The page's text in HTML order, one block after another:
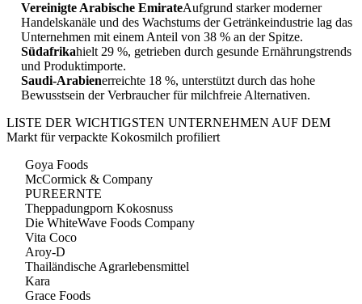
Vereinigte Arabische EmirateAufgrund starker moderner
Handelskanäle und des Wachstums der Getränkeindustrie lag das
Unternehmen mit einem Anteil von 38 % an der Spitze.
Südafrikahielt 29 %, getrieben durch gesunde Ernährungstrends
und Produktimporte.
Saudi-Arabienerreichte 18 %, unterstützt durch das hohe
Bewusstsein der Verbraucher für milchfreie Alternativen.
LISTE DER WICHTIGSTEN UNTERNEHMEN AUF DEM
Markt für verpackte Kokosmilch profiliert
Goya Foods
McCormick & Company
PUREERNTE
Theppadungporn Kokosnuss
Die WhiteWave Foods Company
Vita Coco
Aroy-D
Thailändische Agrarlebensmittel
Kara
Grace Foods